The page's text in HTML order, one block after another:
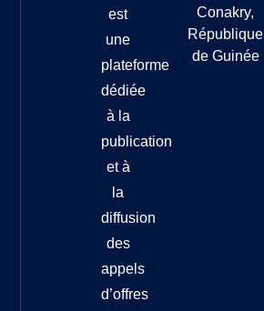
est
une
plateforme
dédiée
à la
publication
et à
la
diffusion
des
appels
d’offres
Conakry,
République
de Guinée